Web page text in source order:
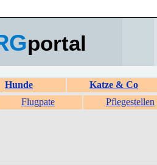
portal
Hunde
Katze & Co
Flugpate Pflegestellen